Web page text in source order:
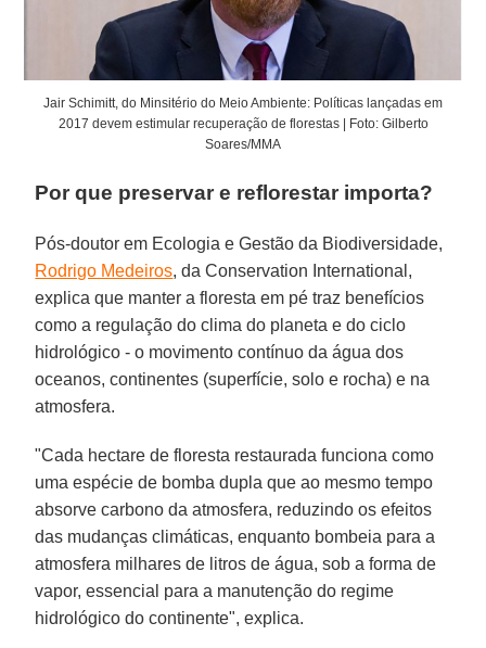
Jair Schimitt, do Minsitério do Meio Ambiente: Políticas lançadas em
2017 devem estimular recuperação de florestas | Foto: Gilberto
Soares/MMA
Por que preservar e reflorestar importa?
Pós-doutor em Ecologia e Gestão da Biodiversidade,
Rodrigo Medeiros, da Conservation International,
explica que manter a floresta em pé traz benefícios
como a regulação do clima do planeta e do ciclo
hidrológico - o movimento contínuo da água dos
oceanos, continentes (superfície, solo e rocha) e na
atmosfera.
"Cada hectare de floresta restaurada funciona como
uma espécie de bomba dupla que ao mesmo tempo
absorve carbono da atmosfera, reduzindo os efeitos
das mudanças climáticas, enquanto bombeia para a
atmosfera milhares de litros de água, sob a forma de
vapor, essencial para a manutenção do regime
hidrológico do continente", explica.